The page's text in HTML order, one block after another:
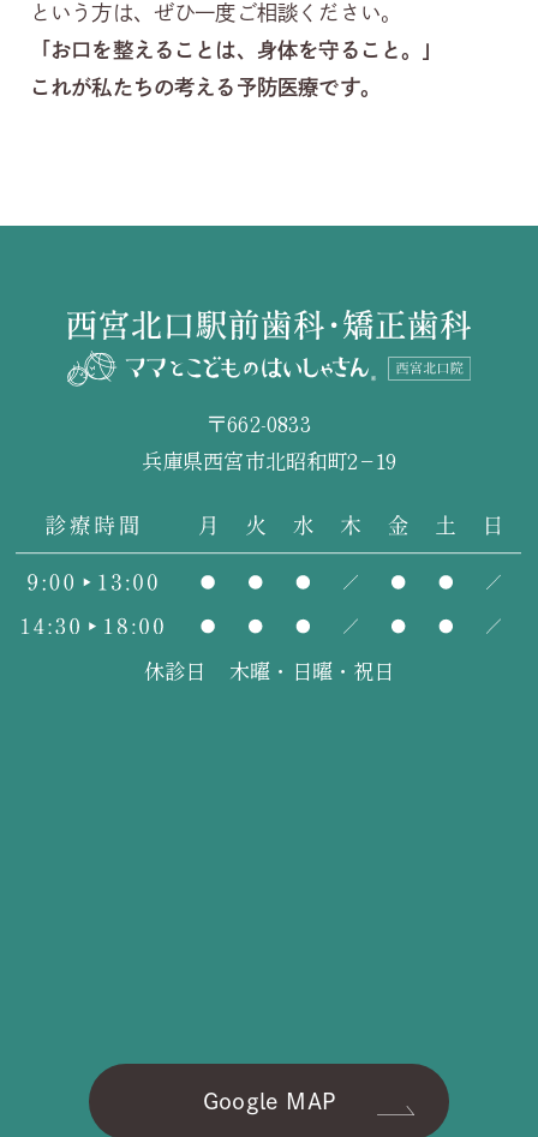
という方は、ぜひ一度ご相談ください。
「お口を整えることは、身体を守ること。」
これが私たちの考える予防医療です。
〒662-0833
兵庫県西宮市北昭和町2−19
休診日 木曜・日曜・祝日
Google MAP